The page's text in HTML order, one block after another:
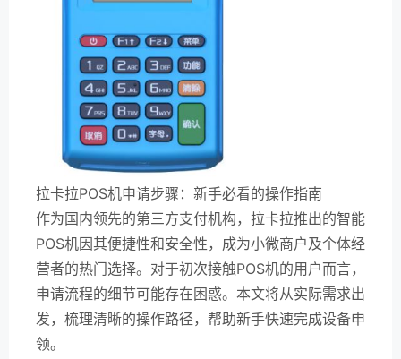
拉卡拉POS机申请步骤：新手必看的操作指南
作为国内领先的第三方支付机构，拉卡拉推出的智能
POS机因其便捷性和安全性，成为小微商户及个体经
营者的热门选择。对于初次接触POS机的用户而言，
申请流程的细节可能存在困惑。本文将从实际需求出
发，梳理清晰的操作路径，帮助新手快速完成设备申
领。